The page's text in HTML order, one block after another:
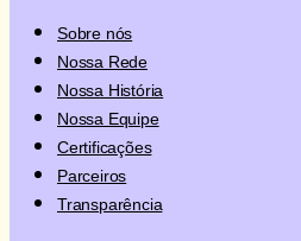
Sobre nós
Nossa Rede
Nossa História
Nossa Equipe
Certificações
Parceiros
Transparência